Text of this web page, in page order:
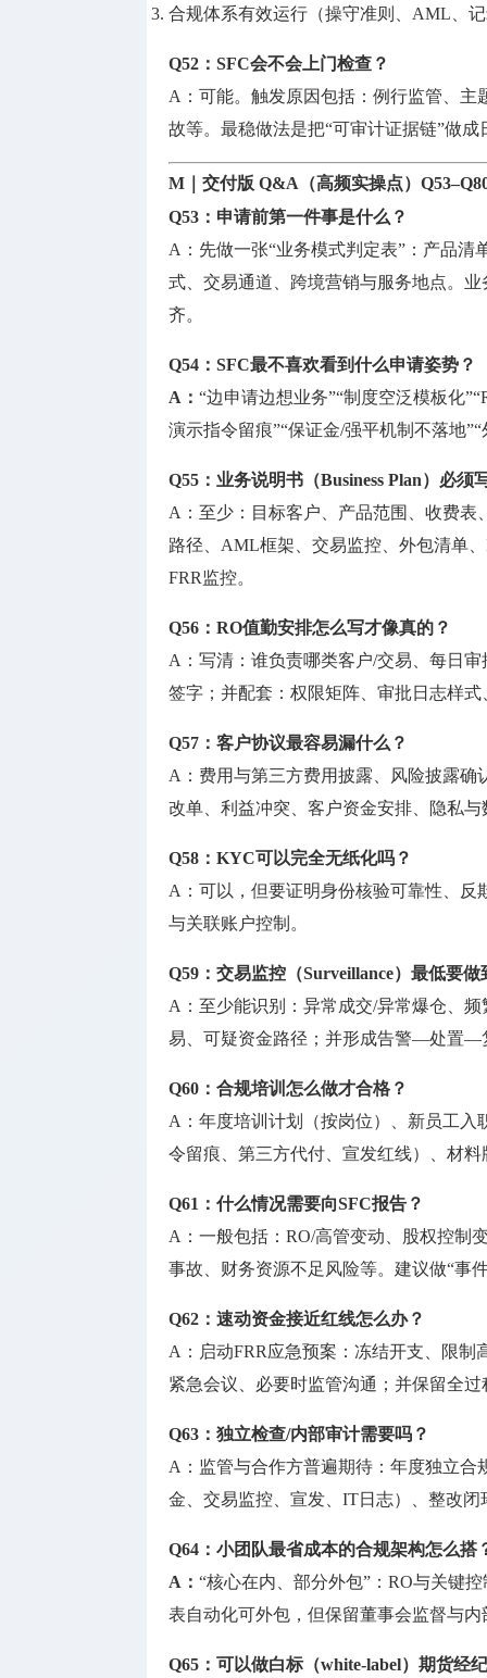
合规体系有效运行（操守准则、AML、
Q52：SFC会不会上门检查？
A：可能。触发原因包括：例行监管、
故等。最稳做法是把“可审计证据链”做
M｜交付版 Q&A（高频实操点）
Q53：申请前第一件事是什么？
A：先做一张“业务模式判定表”：产品
式、交易通道、跨境营销与服务地点。
齐。
Q54：SFC最不喜欢看到什么申请姿势？
A： “边申请边想业务”“制度空泛模板化
演示指令留痕”“保证金/强平机制不落地
Q55：业务说明书（Business Plan）必须
A：至少：目标客户、产品范围、收费
路径、AML框架、交易监控、外包清单
FRR监控。
Q56：RO值勤安排怎么写才像真的？
A：写清：谁负责哪类客户/交易、每日
签字；并配套：权限矩阵、审批日志样
Q57：客户协议最容易漏什么？
A：费用与第三方费用披露、风险披露
改单、利益冲突、客户资金安排、隐私
Q58：KYC可以完全无纸化吗？
A：可以，但要证明身份核验可靠性、
与关联账户控制。
Q59：交易监控（Surveillance）最低要
A：至少能识别：异常成交/异常爆仓、
易、可疑资金路径；并形成告警—处置—
Q60：合规培训怎么做才合格？
A：年度培训计划（按岗位）、新员工入
令留痕、第三方代付、宣发红线）、材
Q61：什么情况需要向SFC报告？
A：一般包括：RO/高管变动、股权控制
事故、财务资源不足风险等。建议做“事
Q62：速动资金接近红线怎么办？
A：启动FRR应急预案：冻结开支、限
紧急会议、必要时监管沟通；并保留全过
Q63：独立检查/内部审计需要吗？
A：监管与合作方普遍期待：年度独立
金、交易监控、宣发、IT日志）、整改闭
Q64：小团队最省成本的合规架构怎么搭
A： “核心在内、部分外包”：RO与关键
表自动化可外包，但保留董事会监督与
Q65：可以做白标（white-label）期货经